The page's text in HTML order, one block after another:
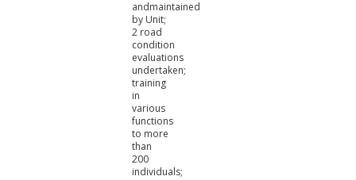
andmaintained
by Unit;
2 road
condition
evaluations
undertaken;
training
in
various
functions
to more
than
200
individuals;